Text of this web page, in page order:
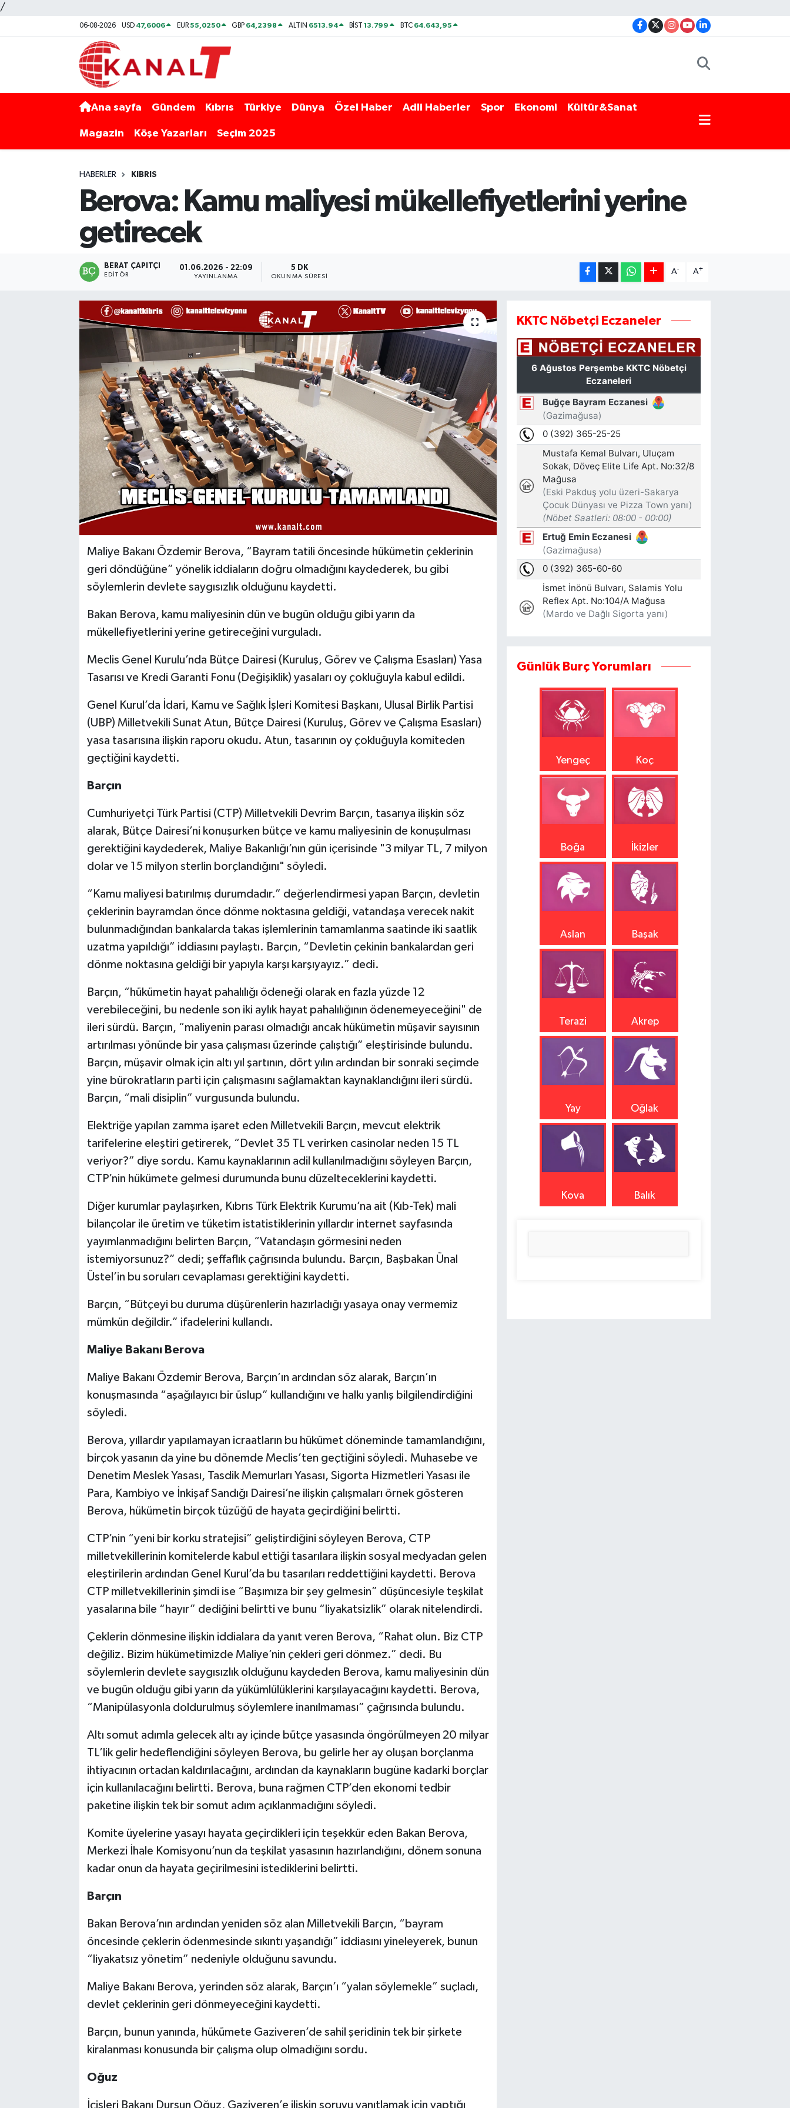
/
06-08-2026 USD 47,6006 EUR55,0250 GBP 64,2398 ALTIN 6513.94 BİST13.799 BTC 64.643,95
Ana sayfa Gündem Kıbrıs Türkiye Dünya Özel Haber Adli Haberler Spor Ekonomi Kültür&Sanat
Magazin Köşe Yazarları Seçim 2025
HABERLER KIBRIS
Berova: Kamu maliyesi mükellefiyetlerini yerine
getirecek
BERAT ÇAPITÇI
EDITÖR
01.06.2026 - 22:09
YAYINLANMA
5 DK
OKUNMA SÜRESI
A- A+
Maliye Bakanı Özdemir Berova, “Bayram tatili öncesinde hükümetin çeklerinin
geri döndüğüne” yönelik iddiaların doğru olmadığını kaydederek, bu gibi
söylemlerin devlete saygısızlık olduğunu kaydetti.
Bakan Berova, kamu maliyesinin dün ve bugün olduğu gibi yarın da
mükellefiyetlerini yerine getireceğini vurguladı.
Meclis Genel Kurulu’nda Bütçe Dairesi (Kuruluş, Görev ve Çalışma Esasları) Yasa
Tasarısı ve Kredi Garanti Fonu (Değişiklik) yasaları oy çokluğuyla kabul edildi.
Genel Kurul’da İdari, Kamu ve Sağlık İşleri Komitesi Başkanı, Ulusal Birlik Partisi
(UBP) Milletvekili Sunat Atun, Bütçe Dairesi (Kuruluş, Görev ve Çalışma Esasları)
yasa tasarısına ilişkin raporu okudu. Atun, tasarının oy çokluğuyla komiteden
geçtiğini kaydetti.
Barçın
Cumhuriyetçi Türk Partisi (CTP) Milletvekili Devrim Barçın, tasarıya ilişkin söz
alarak, Bütçe Dairesi’ni konuşurken bütçe ve kamu maliyesinin de konuşulması
gerektiğini kaydederek, Maliye Bakanlığı’nın gün içerisinde "3 milyar TL, 7 milyon
dolar ve 15 milyon sterlin borçlandığını" söyledi.
“Kamu maliyesi batırılmış durumdadır.” değerlendirmesi yapan Barçın, devletin
çeklerinin bayramdan önce dönme noktasına geldiği, vatandaşa verecek nakit
bulunmadığından bankalarda takas işlemlerinin tamamlanma saatinde iki saatlik
uzatma yapıldığı” iddiasını paylaştı. Barçın, “Devletin çekinin bankalardan geri
dönme noktasına geldiği bir yapıyla karşı karşıyayız.” dedi.
Barçın, “hükümetin hayat pahalılığı ödeneği olarak en fazla yüzde 12
verebileceğini, bu nedenle son iki aylık hayat pahalılığının ödenemeyeceğini" de
ileri sürdü. Barçın, “maliyenin parası olmadığı ancak hükümetin müşavir sayısının
artırılması yönünde bir yasa çalışması üzerinde çalıştığı” eleştirisinde bulundu.
Barçın, müşavir olmak için altı yıl şartının, dört yılın ardından bir sonraki seçimde
yine bürokratların parti için çalışmasını sağlamaktan kaynaklandığını ileri sürdü.
Barçın, “mali disiplin” vurgusunda bulundu.
Elektriğe yapılan zamma işaret eden Milletvekili Barçın, mevcut elektrik
tarifelerine eleştiri getirerek, “Devlet 35 TL verirken casinolar neden 15 TL
veriyor?” diye sordu. Kamu kaynaklarının adil kullanılmadığını söyleyen Barçın,
CTP’nin hükümete gelmesi durumunda bunu düzelteceklerini kaydetti.
Diğer kurumlar paylaşırken, Kıbrıs Türk Elektrik Kurumu’na ait (Kıb-Tek) mali
bilançolar ile üretim ve tüketim istatistiklerinin yıllardır internet sayfasında
yayımlanmadığını belirten Barçın, “Vatandaşın görmesini neden
istemiyorsunuz?” dedi; şeffaflık çağrısında bulundu. Barçın, Başbakan Ünal
Üstel’in bu soruları cevaplaması gerektiğini kaydetti.
Barçın, “Bütçeyi bu duruma düşürenlerin hazırladığı yasaya onay vermemiz
mümkün değildir.” ifadelerini kullandı.
Maliye Bakanı Berova
Maliye Bakanı Özdemir Berova, Barçın’ın ardından söz alarak, Barçın’ın
konuşmasında “aşağılayıcı bir üslup” kullandığını ve halkı yanlış bilgilendirdiğini
söyledi.
Berova, yıllardır yapılamayan icraatların bu hükümet döneminde tamamlandığını,
birçok yasanın da yine bu dönemde Meclis’ten geçtiğini söyledi. Muhasebe ve
Denetim Meslek Yasası, Tasdik Memurları Yasası, Sigorta Hizmetleri Yasası ile
Para, Kambiyo ve İnkişaf Sandığı Dairesi’ne ilişkin çalışmaları örnek gösteren
Berova, hükümetin birçok tüzüğü de hayata geçirdiğini belirtti.
CTP’nin “yeni bir korku stratejisi” geliştirdiğini söyleyen Berova, CTP
milletvekillerinin komitelerde kabul ettiği tasarılara ilişkin sosyal medyadan gelen
eleştirilerin ardından Genel Kurul’da bu tasarıları reddettiğini kaydetti. Berova
CTP milletvekillerinin şimdi ise “Başımıza bir şey gelmesin” düşüncesiyle teşkilat
yasalarına bile “hayır” dediğini belirtti ve bunu “liyakatsizlik” olarak nitelendirdi.
Çeklerin dönmesine ilişkin iddialara da yanıt veren Berova, “Rahat olun. Biz CTP
değiliz. Bizim hükümetimizde Maliye’nin çekleri geri dönmez.” dedi. Bu
söylemlerin devlete saygısızlık olduğunu kaydeden Berova, kamu maliyesinin dün
ve bugün olduğu gibi yarın da yükümlülüklerini karşılayacağını kaydetti. Berova,
“Manipülasyonla doldurulmuş söylemlere inanılmaması” çağrısında bulundu.
Altı somut adımla gelecek altı ay içinde bütçe yasasında öngörülmeyen 20 milyar
TL’lik gelir hedeflendiğini söyleyen Berova, bu gelirle her ay oluşan borçlanma
ihtiyacının ortadan kaldırılacağını, ardından da kaynakların bugüne kadarki borçlar
için kullanılacağını belirtti. Berova, buna rağmen CTP’den ekonomi tedbir
paketine ilişkin tek bir somut adım açıklanmadığını söyledi.
Komite üyelerine yasayı hayata geçirdikleri için teşekkür eden Bakan Berova,
Merkezi İhale Komisyonu’nun da teşkilat yasasının hazırlandığını, dönem sonuna
kadar onun da hayata geçirilmesini istediklerini belirtti.
Barçın
Bakan Berova’nın ardından yeniden söz alan Milletvekili Barçın, “bayram
öncesinde çeklerin ödenmesinde sıkıntı yaşandığı” iddiasını yineleyerek, bunun
“liyakatsız yönetim” nedeniyle olduğunu savundu.
Maliye Bakanı Berova, yerinden söz alarak, Barçın’ı “yalan söylemekle” suçladı,
devlet çeklerinin geri dönmeyeceğini kaydetti.
Barçın, bunun yanında, hükümete Gaziveren’de sahil şeridinin tek bir şirkete
kiralanması konusunda bir çalışma olup olmadığını sordu.
Oğuz
İçişleri Bakanı Dursun Oğuz, Gaziveren’e ilişkin soruyu yanıtlamak için yaptığı
KKTC Nöbetçi Eczaneler
Günlük Burç Yorumları
Yengeç Koç
Boğa İkizler
Aslan Başak
Terazi Akrep
Yay Oğlak
Kova Balık